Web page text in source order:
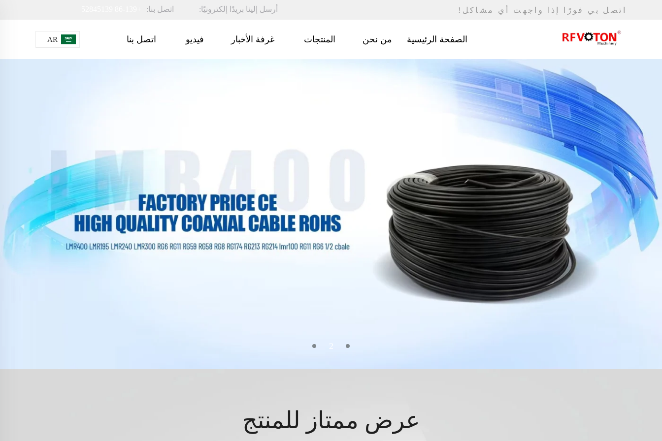
اتصل بي فورًا إذا واجهت أي مشاكل! أرسل إلينا بريدًا إلكترونيًا: اتصل بنا:
الصفحة الرئيسية من نحن المنتجات غرفة الأخبار فيديو اتصل بنا AR
3
عرض ممتاز للمنتج